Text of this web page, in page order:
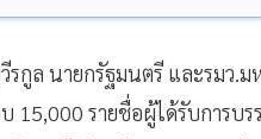
รกูล นายกรัฐมนตรี และรมว.
15,000 รายชื่อผู้ได้รับการบร